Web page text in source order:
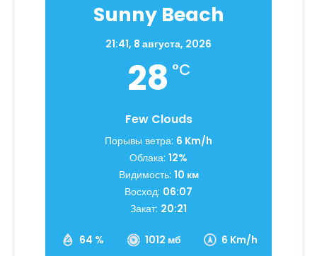
Sunny Beach
21:41, 8 августа, 2026
28 °C
Few Clouds
64 % 1012 мб 6 Km/h
Порывы ветра: 6 Km/h
Облака: 12%
Видимость: 10 км
Восход: 06:07
Закат: 20:21